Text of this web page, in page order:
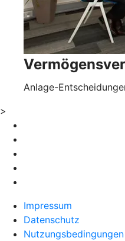
Anlage-
>
Impressum
Datenschutz
Nutzungsbedingungen